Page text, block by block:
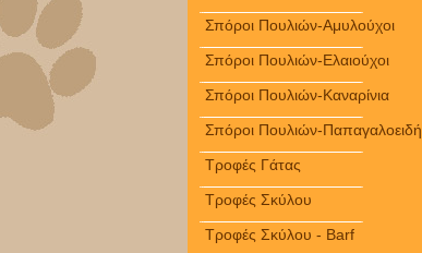
Σπόροι Πουλιών-Αμυλούχοι
Σπόροι Πουλιών-Ελαιούχοι
Σπόροι Πουλιών-Καναρίνια
Σπόροι Πουλιών-Παπαγαλοειδή
Τροφές Γάτας
Τροφές Σκύλου
Τροφές Σκύλου - Barf